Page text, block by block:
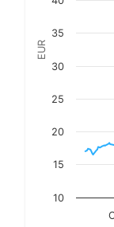
EUR
10
20
30
15
25
35